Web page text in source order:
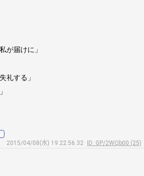
が届けに」
礼する」
2015/04/08(水) 19:22:56.32
ID: GP/2WQb00 (25)